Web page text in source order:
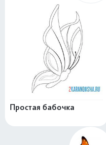
Простая бабочка